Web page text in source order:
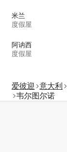
米兰
度假屋
阿讷西
度假屋
爱彼迎 意大利
韦尔图尔诺